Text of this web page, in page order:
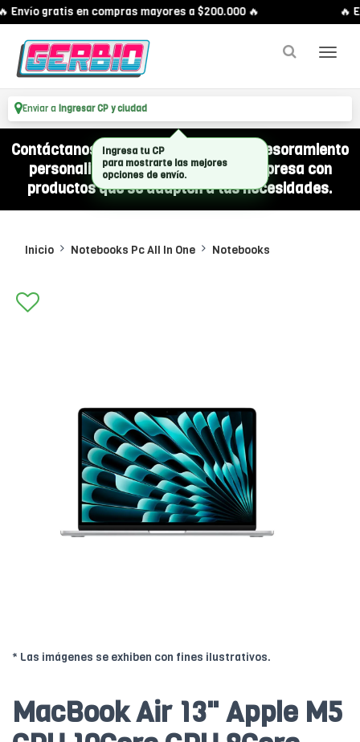
Envío gratis en compras mayores a $200.000 🔥 🔥
Enviar a Ingresar CP y ciudad
Contáctanos por WhatsApp y recibí asesoramiento
personalizado para equipar a tu empresa con
productos que se adapten a tus necesidades.
Inicio Notebooks Pc All In One Notebooks
* Las imágenes se exhiben con fines ilustrativos.
MacBook Air 13" Apple M5